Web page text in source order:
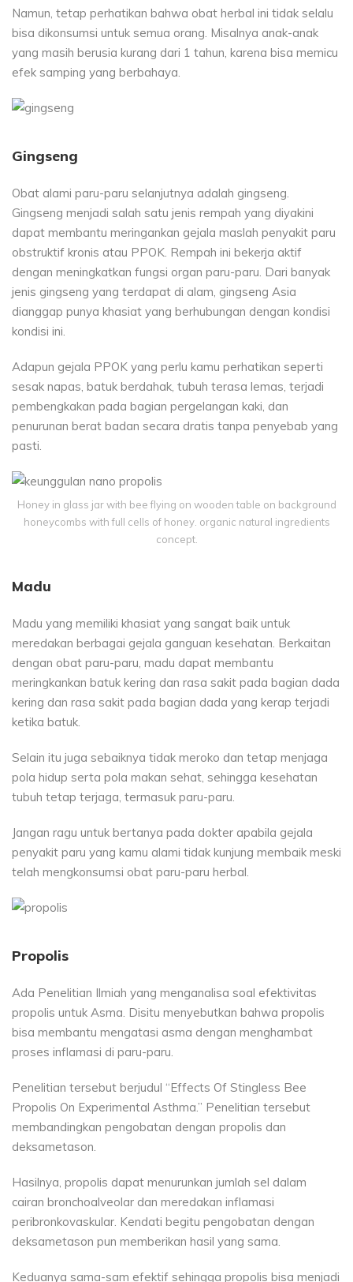
Namun, tetap perhatikan bahwa obat herbal ini tidak selalu
bisa dikonsumsi untuk semua orang. Misalnya anak-anak
yang masih berusia kurang dari 1 tahun, karena bisa memicu
efek samping yang berbahaya.
Gingseng
Obat alami paru-paru selanjutnya adalah gingseng.
Gingseng menjadi salah satu jenis rempah yang diyakini
dapat membantu meringankan gejala maslah penyakit paru
obstruktif kronis atau PPOK. Rempah ini bekerja aktif
dengan meningkatkan fungsi organ paru-paru. Dari banyak
jenis gingseng yang terdapat di alam, gingseng Asia
dianggap punya khasiat yang berhubungan dengan kondisi
kondisi ini.
Adapun gejala PPOK yang perlu kamu perhatikan seperti
sesak napas, batuk berdahak, tubuh terasa lemas, terjadi
pembengkakan pada bagian pergelangan kaki, dan
penurunan berat badan secara dratis tanpa penyebab yang
pasti.
Honey in glass jar with bee flying on wooden table on background
honeycombs with full cells of honey. organic natural ingredients
concept.
Madu
Madu yang memiliki khasiat yang sangat baik untuk
meredakan berbagai gejala ganguan kesehatan. Berkaitan
dengan obat paru-paru, madu dapat membantu
meringkankan batuk kering dan rasa sakit pada bagian dada
kering dan rasa sakit pada bagian dada yang kerap terjadi
ketika batuk.
Selain itu juga sebaiknya tidak meroko dan tetap menjaga
pola hidup serta pola makan sehat, sehingga kesehatan
tubuh tetap terjaga, termasuk paru-paru.
Jangan ragu untuk bertanya pada dokter apabila gejala
penyakit paru yang kamu alami tidak kunjung membaik meski
telah mengkonsumsi obat paru-paru herbal.
Propolis
Ada Penelitian Ilmiah yang menganalisa soal efektivitas
propolis untuk Asma. Disitu menyebutkan bahwa propolis
bisa membantu mengatasi asma dengan menghambat
proses inflamasi di paru-paru.
Penelitian tersebut berjudul “Effects Of Stingless Bee
Propolis On Experimental Asthma.” Penelitian tersebut
membandingkan pengobatan dengan propolis dan
deksametason.
Hasilnya, propolis dapat menurunkan jumlah sel dalam
cairan bronchoalveolar dan meredakan inflamasi
peribronkovaskular. Kendati begitu pengobatan dengan
deksametason pun memberikan hasil yang sama.
Keduanya sama-sam efektif sehingga propolis bisa menjadi